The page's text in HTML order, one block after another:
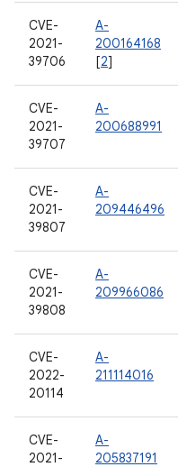
CVE-
2021-
39706
A-
200164168
[2]
CVE-
2021-
39707
A-
200688991
CVE-
2021-
39807
A-
209446496
CVE-
2021-
39808
A-
209966086
CVE-
2022-
20114
A-
211114016
CVE-
2021-
A-
205837191